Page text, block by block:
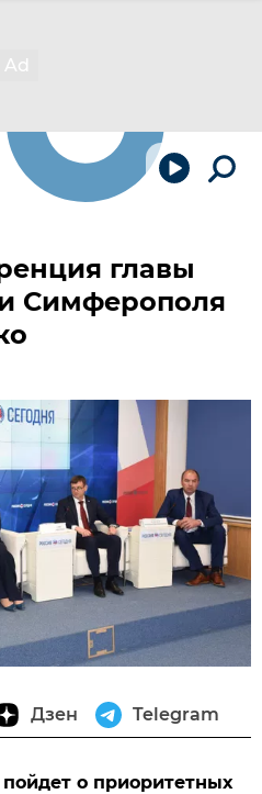
главы
Симферополя
Дзен Telegram
о приоритетных